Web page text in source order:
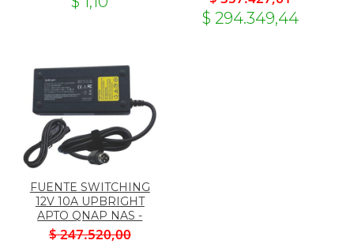
$ 294.349,44
FUENTE SWITCHING
12V 10A UPBRIGHT
APTO QNAP NAS -
$ 247.520,00